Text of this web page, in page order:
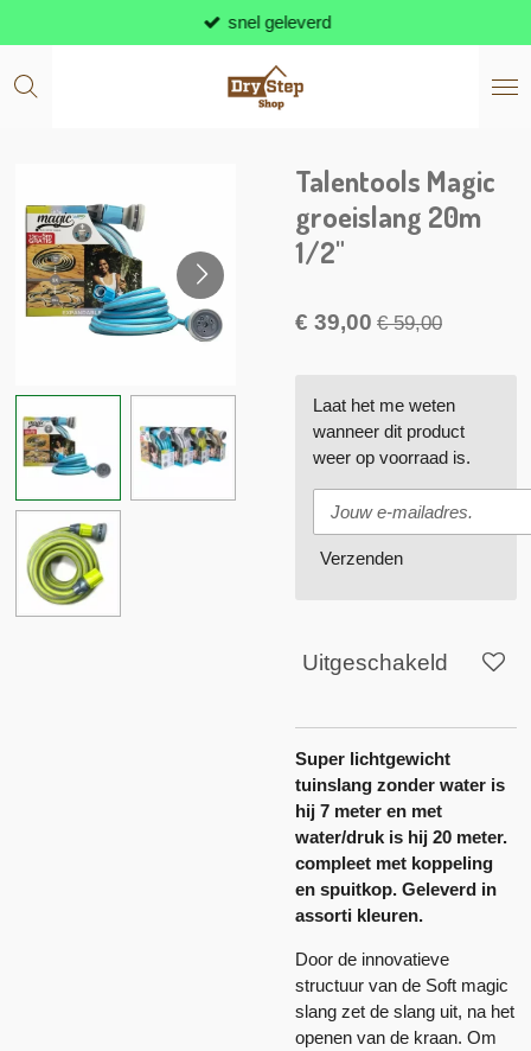
direct
naar
snel geleverd
Talentools Magic
groeislang 20m
1/2"
€ 39,00 € 59,00
Laat het me weten
wanneer dit product
weer op voorraad is.
Verzenden
Uitgeschakeld
Super lichtgewicht
tuinslang zonder water is
hij 7 meter en met
water/druk is hij 20 meter.
compleet met koppeling
en spuitkop. Geleverd in
assorti kleuren.
Door de innovatieve
structuur van de Soft magic
slang zet de slang uit, na het
openen van de kraan. Om